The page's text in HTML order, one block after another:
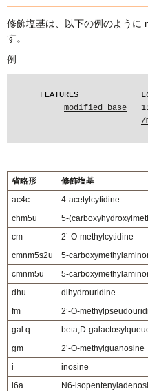
修飾塩基は、以下の例のように
す。
例
modified_base
/
省略形
修飾塩基
ac4c
4-acetylcytidine
chm5u
5-
cm
2’-O-methylcytidine
cmnm5s2u
5-
cmnm5u
5-
dhu
dihydrouridine
fm
2’-O-
gal q
beta,D-
gm
2’-O-methylguanosine
i
inosine
i6a
N6-